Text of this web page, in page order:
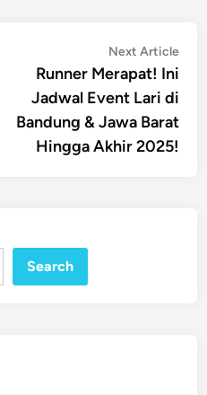
Next Article
Runner Merapat! Ini
Jadwal Event Lari di
Bandung & Jawa Barat
Hingga Akhir 2025!
Search